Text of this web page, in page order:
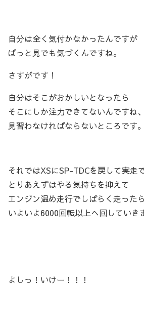
自分は全く気付かなかったんですが
ぱっと見でも気づくんですね。
さすがです！
自分はそこがおかしいとなったら
そこにしか注力できてないんですね、
見習わなければならないところです。
それではXSにSP-TDCを戻して実走で
とりあえずはやる気持ちを抑えて
エンジン温め走行でしばらく走ったら
いよいよ6000回転以上へ回していき
よしっ！いけー！！！